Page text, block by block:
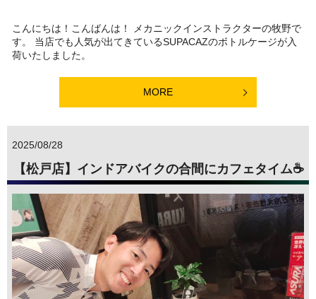
こんにちは！こんばんは！ メカニックインストラクターの牧野で
す。 当店でも人気が出てきているSUPACAZのボトルケージが入
荷いたしました。
MORE
2025/08/28
【松戸店】インドアバイクの合間にカフェタイム☕